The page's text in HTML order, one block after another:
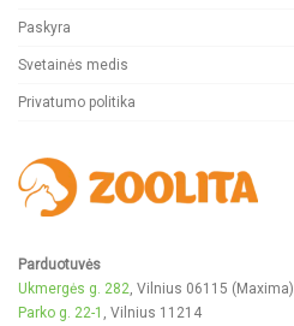
Paskyra
Svetainės medis
Privatumo politika
Parduotuvės
Ukmergės g. 282, Vilnius 06115 (Maxima)
Parko g. 22-1 , Vilnius 11214